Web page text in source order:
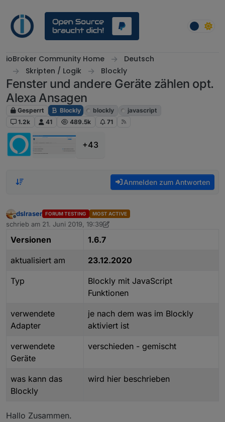
ioBroker Community Home
Deutsch
Skripten / Logik
Blockly
Fenster und andere Geräte zählen opt.
Alexa Ansagen
Gesperrt Blockly blockly
javascript
1.2k
41 489.5k 71
+43
Anmelden zum Antworten
Offline
dslraser FORUM TESTING MOST ACTIVE
schrieb am 21. Juni 2019, 19:39
zuletzt editiert von dslraser1. Feb. 2021, 12:08
Versionen 1.6.7
aktualisiert am 23.12.2020
Typ
Blockly mit JavaScript
Funktionen
verwendete
Adapter
je nach dem was im Blockly
aktiviert ist
verwendete
Geräte
verschieden - gemischt
was kann das
Blockly
wird hier beschrieben
Hallo Zusammen.